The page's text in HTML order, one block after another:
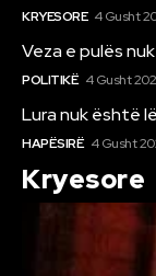
KRYESORE 4 Gusht
Veza e pulës
POLITIKË 4 Gusht
Lura nuk është
HAPËSIRË 4 Gusht
Kryesore